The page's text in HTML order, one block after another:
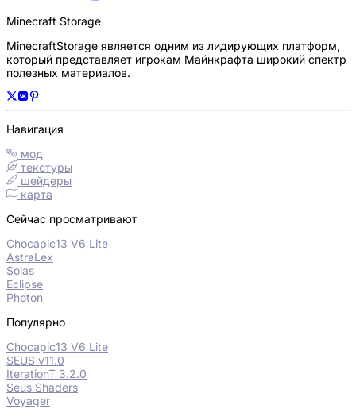
Minecraft Storage
MinecraftStorage является одним из лидирующих платформ,
который представляет игрокам Майнкрафта широкий спектр
полезных материалов.
Навигация
мод
текстуры
шейдеры
карта
Сейчас просматривают
Chocapic13 V6 Lite
AstraLex
Solas
Eclipse
Photon
Популярно
Chocapic13 V6 Lite
SEUS v11.0
IterationT 3.2.0
Seus Shaders
Voyager